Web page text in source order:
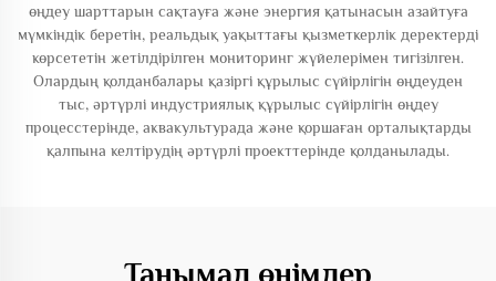
өңдеу шарттарын сақтауға және энергия қатынасын азайтуға
мүмкіндік беретін, реальдық уақыттағы қызметкерлік деректерді
көрсететін жетілдірілген мониторинг жүйелерімен тигізілген.
Олардың қолданбалары қазіргі құрылыс сүйірлігін өңдеуден
тыс, әртүрлі индустриялық құрылыс сүйірлігін өңдеу
процесстерінде, аквакультурада және қоршаған орталықтарды
қалпына келтірудің әртүрлі проекттерінде қолданылады.
Танымал өнімдер